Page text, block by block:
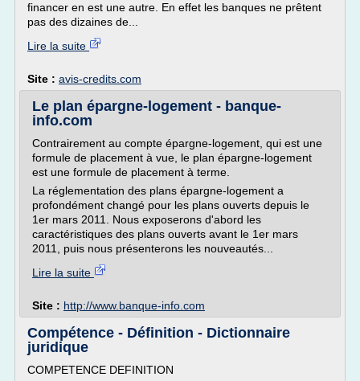
financer en est une autre. En effet les banques ne prêtent
pas des dizaines de...
Lire la suite
Site : avis-credits.com
Le plan épargne-logement - banque-
info.com
Contrairement au compte épargne-logement, qui est une
formule de placement à vue, le plan épargne-logement
est une formule de placement à terme.
La réglementation des plans épargne-logement a
profondément changé pour les plans ouverts depuis le
1er mars 2011. Nous exposerons d'abord les
caractéristiques des plans ouverts avant le 1er mars
2011, puis nous présenterons les nouveautés...
Lire la suite
Site : http://www.banque-info.com
Compétence - Définition - Dictionnaire
juridique
COMPETENCE DEFINITION